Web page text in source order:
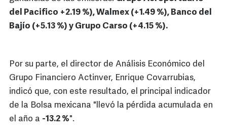
del Pacifico +2.19 %), Walmex (+1.49 %), Banco del
Bajío (+5.13 %) y Grupo Carso (+4.15 %).
Por su parte, el director de Análisis Económico del
Grupo Financiero Actinver, Enrique Covarrubias,
indicó que, con este resultado, el principal indicador
de la Bolsa mexicana "llevó la pérdida acumulada en
el año a -13.2 %".